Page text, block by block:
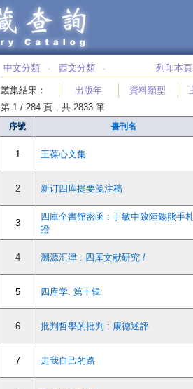
中文分類 ‧ 西文分類 ‧ 列印本頁
叢集結果 ： 出版年 資料類型
第 1 / 284 頁，共 2833 筆
序號 書刊名
1 王葆心文集
2 新订四库提要笺注稿
3
四庫全書館密函 : 于敏中致陸錫熊手
證
4 溯源汇津 : 四库文献研究 /
5 四库学. 第十辑
6 批判哲學的批判 : 康德述評
7 走我自己的路